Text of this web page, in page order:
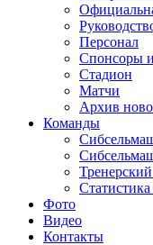
Персонал
Спонсоры
Стадион
Матчи
Архив
Команды
Фото
Видео
Контакты